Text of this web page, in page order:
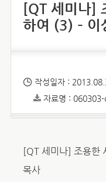
[QT 세미나]
하여 (3) –
작성일자 :
자료명 :
[QT 세미나] 조용한
목사